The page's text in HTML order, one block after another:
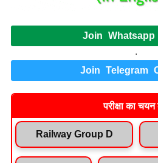
Join
.
Join Telegram
परीक्षा का
Railway Group D